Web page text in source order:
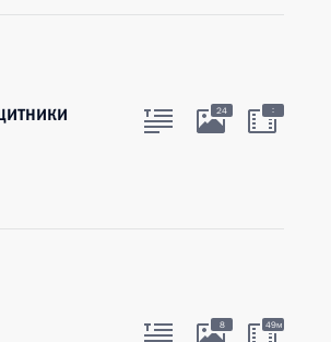
24 :
8 49м